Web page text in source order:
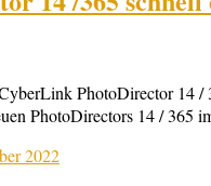
PhotoDirector 14
PhotoDirectors 14 / 365
2022